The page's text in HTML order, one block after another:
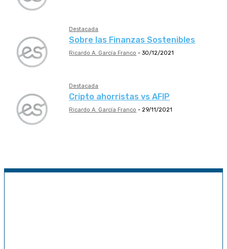
Destacada
Sobre las Finanzas Sostenibles
Ricardo A. García Franco - 30/12/2021
Destacada
Cripto ahorristas vs AFIP
Ricardo A. García Franco - 29/11/2021